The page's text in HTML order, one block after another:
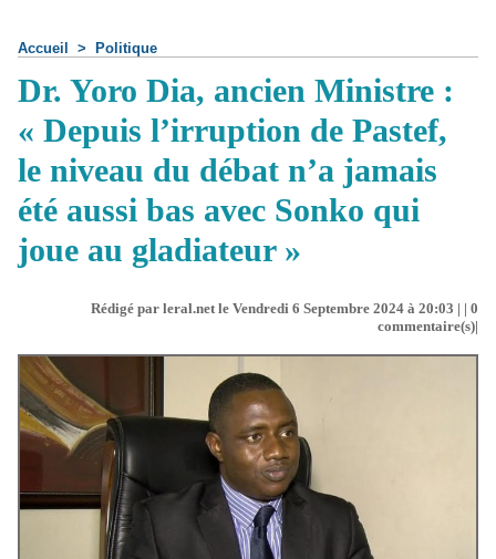
Accueil > Politique
Dr. Yoro Dia, ancien Ministre :
« Depuis l’irruption de Pastef,
le niveau du débat n’a jamais
été aussi bas avec Sonko qui
joue au gladiateur »
Rédigé par leral.net le Vendredi 6 Septembre 2024 à 20:03 | | 0
commentaire(s)|